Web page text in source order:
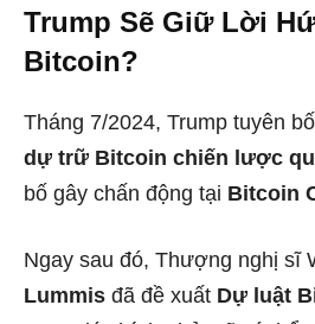
Trump Sẽ Giữ Lời
Bitcoin?
Tháng 7/2024, Trump tuyên
dự trữ Bitcoin chiến lược
bố gây chấn động tại Bitcoin
Ngay sau đó, Thượng nghị sĩ
Lummis đã đề xuất Dự luật